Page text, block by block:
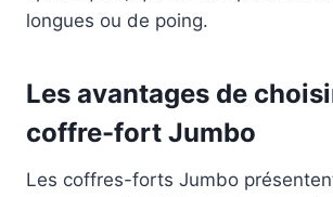
longues ou de poing.
Les avantages de
coffre-fort Jumbo
Les coffres-forts Jumbo